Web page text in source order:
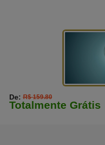
De:R$ 159.80
Totalmente Grátis